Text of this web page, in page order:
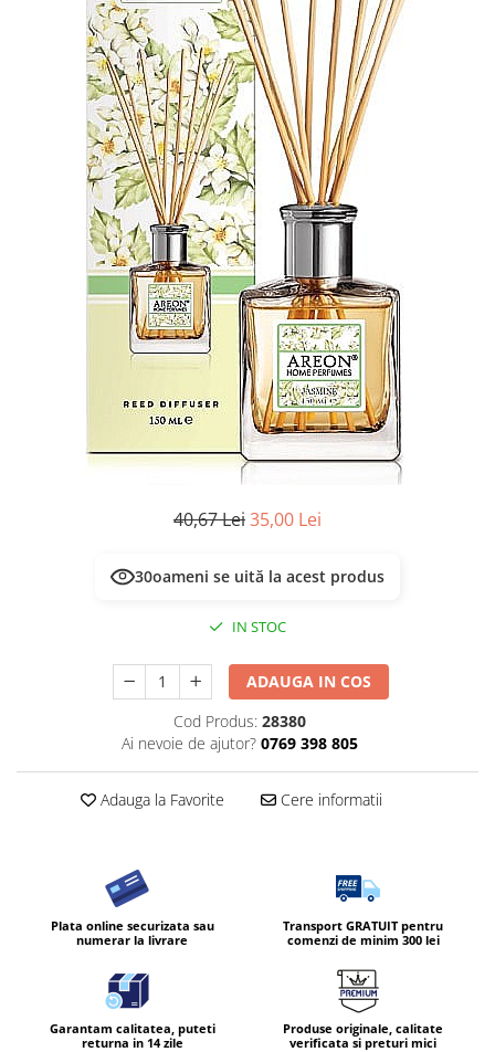
Masca & Gel de par
Vopsea de par
Servetele Umede & Uscate
40,67 Lei35,00 Lei
30oameni se uită la acest produs
IN STOC
ADAUGA IN COS
Cod Produs: 28380
Ai nevoie de ajutor? 0769 398 805
Adauga la Favorite Cere informatii
Plata online securizata sau
numerar la livrare
Transport GRATUIT pentru
comenzi de minim 300 lei
Garantam calitatea, puteti
returna in 14 zile
Produse originale, calitate
verificata si preturi mici